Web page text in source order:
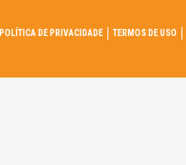
POLÍTICA DE PRIVACIDADE TERMOS DE USO